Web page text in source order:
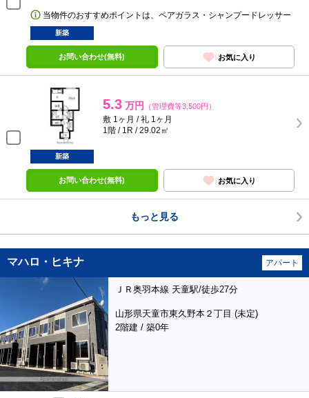
当物件のおすすめポイントは、ペアガラス・シャンプードレッサー
新築
お問い合わせ(無料) お気に入り
5.3 万円 （管理費等3,500円）
敷 1ヶ月 / 礼 1ヶ月
1階 / 1R / 29.02㎡
新築
お問い合わせ(無料) お気に入り
もっと見る
マハロ・ヒキナ アパート
ＪＲ奥羽本線 天童駅/徒歩27分
山形県天童市東久野本２丁目 (未定)
2階建 / 築0年